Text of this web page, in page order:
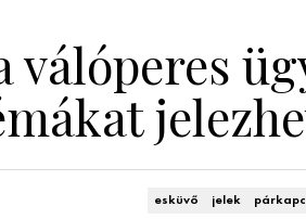
válóperes
esküvő jelek